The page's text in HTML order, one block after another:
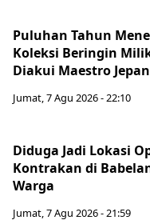
Puluhan Tahun
Koleksi Beringin
Diakui Maestro
Jumat, 7 Agu 2026 - 22:10
Diduga Jadi Lokasi
Kontrakan di
Warga
Jumat, 7 Agu 2026 - 21:59